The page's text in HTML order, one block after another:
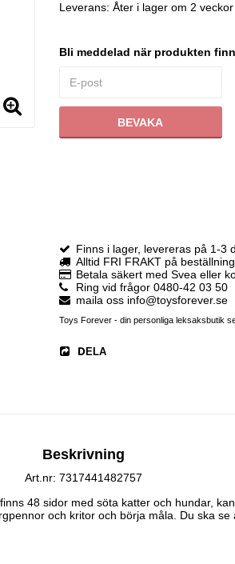
Leverans: Åter i lager om 2 veckor
Bli meddelad när produkten
BEVAKA
Finns i lager, levereras på 1-3
Alltid FRI FRAKT på
Betala säkert med Svea eller
Ring vid frågor 0480-42 03 50
maila oss info@toysforever.se
Toys Forever - din personliga leksaksbutik
DELA
Beskrivning
Art.nr: 7317441482757
48 sidor med söta katter och hundar,
och kritor och börja måla. Du ska se